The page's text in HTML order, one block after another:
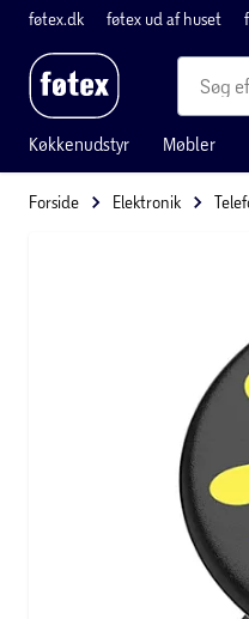
føtex.dk føtex ud af huset
Køkkenudstyr Møbler
Forside Elektronik